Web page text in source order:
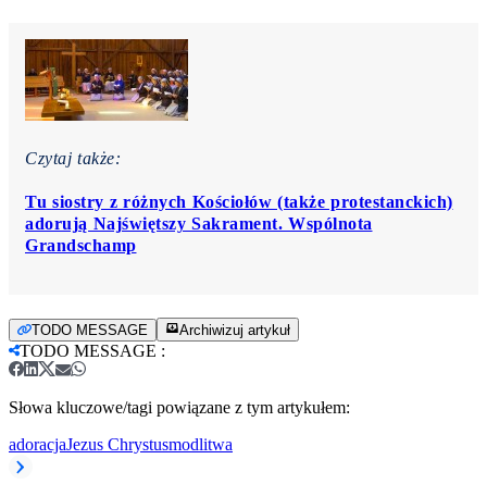
Czytaj także:
Tu siostry z różnych Kościołów (także protestanckich)
adorują Najświętszy Sakrament. Wspólnota
Grandschamp
TODO MESSAGE Archiwizuj artykuł
TODO MESSAGE :
Słowa kluczowe/tagi powiązane z tym artykułem:
adoracjaJezus Chrystusmodlitwa